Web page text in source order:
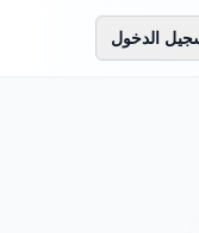
الدخول